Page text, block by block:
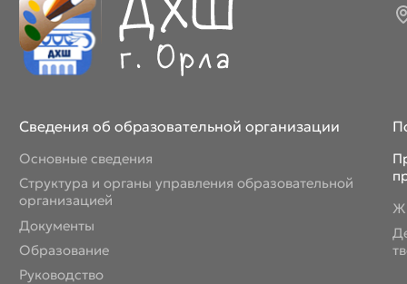
Сентябрь 2025 г.
Октябрь 2025
Ноябрь 2025 г.
Сведения об образовательной организации
Основные сведения
Структура и органы управления образовательной
организацией
Документы
Образование
Руководство